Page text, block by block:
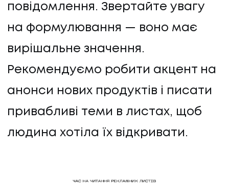
повідомлення. Звертайте увагу
на формулювання — воно має
вирішальне значення.
Рекомендуємо робити акцент на
анонси нових продуктів і писати
привабливі теми в листах, щоб
людина хотіла їх відкривати.